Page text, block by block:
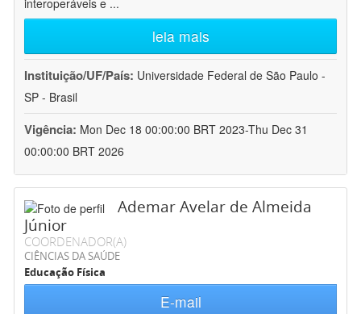
interoperáveis e ...
leia mais
Instituição/UF/País: Universidade Federal de São Paulo -
SP - Brasil
Vigência: Mon Dec 18 00:00:00 BRT 2023-Thu Dec 31
00:00:00 BRT 2026
Ademar Avelar de Almeida
Júnior
COORDENADOR(A)
CIÊNCIAS DA SAÚDE
Educação Física
E-mail